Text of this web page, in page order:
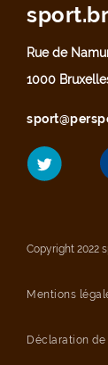
Rue de
1000
Copyright 2022
Mentions
Déclaration